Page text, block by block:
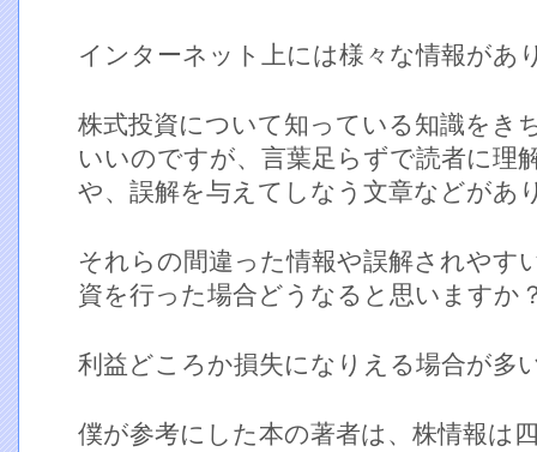
インターネット上には様々な情報があ
株式投資について知っている知識をき
いいのですが、言葉足らずで読者に理
や、誤解を与えてしなう文章などがあ
それらの間違った情報や誤解されやす
資を行った場合どうなると思いますか
利益どころか損失になりえる場合が多
僕が参考にした本の著者は、株情報は